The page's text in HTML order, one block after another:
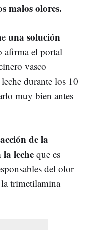
malos olores.
una solución
afirma el portal
vasco
durante los 10
muy bien antes
de la
leche que es
del olor
trimetilamina